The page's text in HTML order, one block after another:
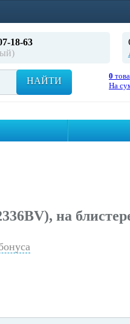
18-63
НАЙТИ 0
На
на